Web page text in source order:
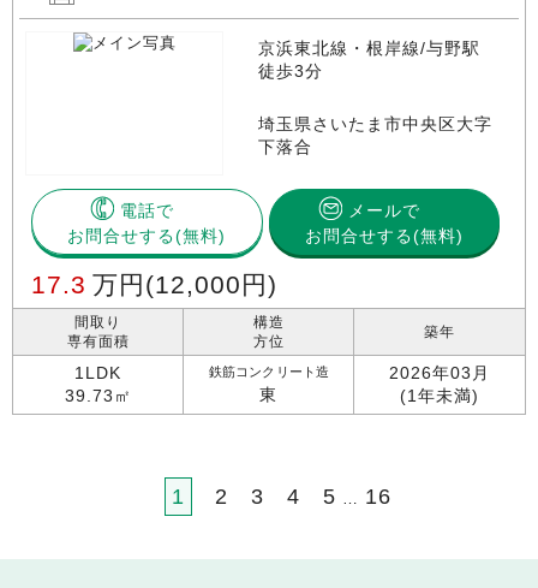
京浜東北線・根岸線/与野駅
徒歩3分
埼玉県さいたま市中央区大字
下落合
電話で
お問合せする
メールで
お問合せする(無料)
17.3 万円 (12,000円)
間取り
専有面積
1LDK
39.73㎡
構造
方位
鉄筋コンクリート造
東
築年
2026年03月
(1年未満)
1 2 3 4 5 … 16